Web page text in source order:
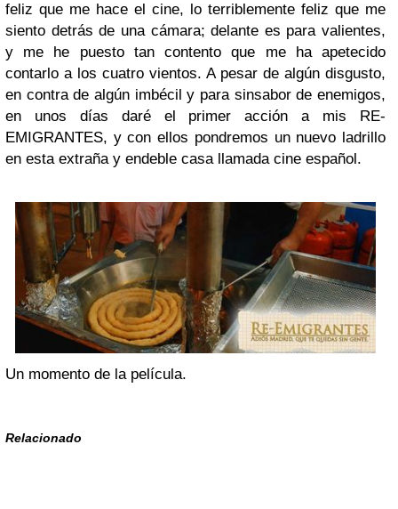
feliz que me hace el cine, lo terriblemente feliz que me
siento detrás de una cámara; delante es para valientes,
y me he puesto tan contento que me ha apetecido
contarlo a los cuatro vientos. A pesar de algún disgusto,
en contra de algún imbécil y para sinsabor de enemigos,
en unos días daré el primer acción a mis RE-
EMIGRANTES, y con ellos pondremos un nuevo ladrillo
en esta extraña y endeble casa llamada cine español.
Un momento de la película.
Relacionado